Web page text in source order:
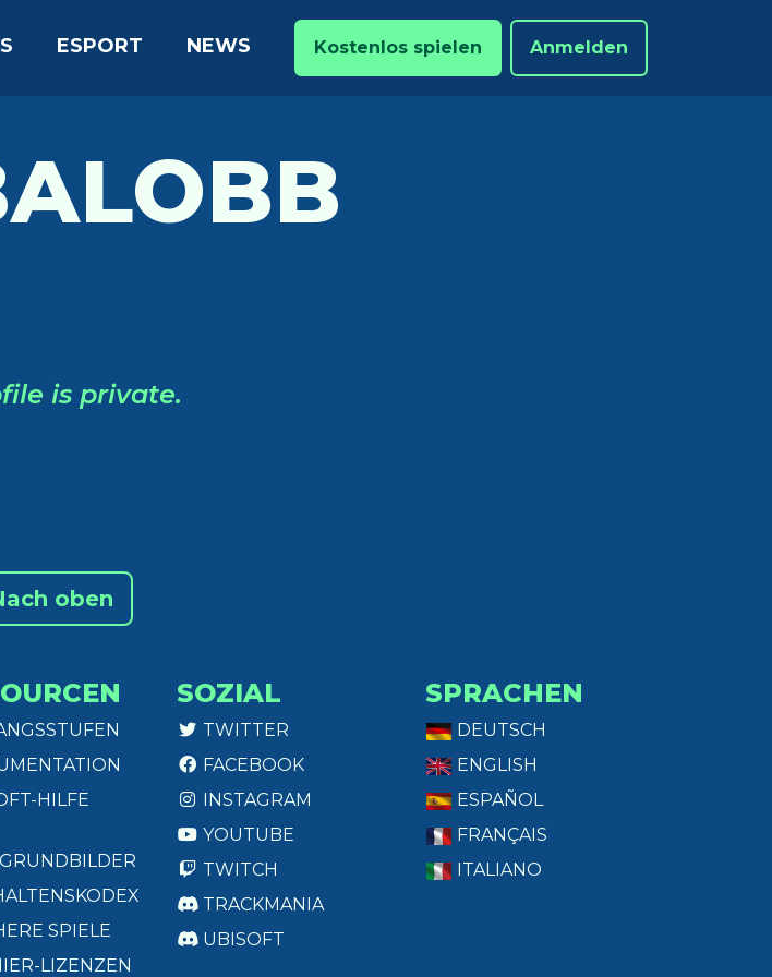
ESPORT NEWS Kostenlos spielen Anmelden
is private.
oben
HILFE
SPIELE
LIZENZEN
SOZIAL
TWITTER
FACEBOOK
INSTAGRAM
YOUTUBE
TWITCH
TRACKMANIA
UBISOFT
SPRACHEN
DEUTSCH
ENGLISH
ESPAÑOL
FRANÇAIS
ITALIANO